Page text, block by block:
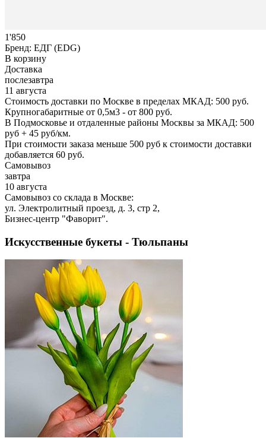
1'850
Бренд: ЕДГ (EDG)
В корзину
Доставка
послезавтра
11 августа
Стоимость доставки по Москве в пределах МКАД: 500 руб.
Крупногабаритные от 0,5м3 - от 800 руб.
В Подмосковье и отдаленные районы Москвы за МКАД: 500
руб + 45 руб/км.
При стоимости заказа меньше 500 руб к стоимости доставки
добавляется 60 руб.
Самовывоз
завтра
10 августа
Самовывоз со склада в Москве:
ул. Электролитный проезд, д. 3, стр 2,
Бизнес-центр "Фаворит".
Искусственные букеты - Тюльпаны